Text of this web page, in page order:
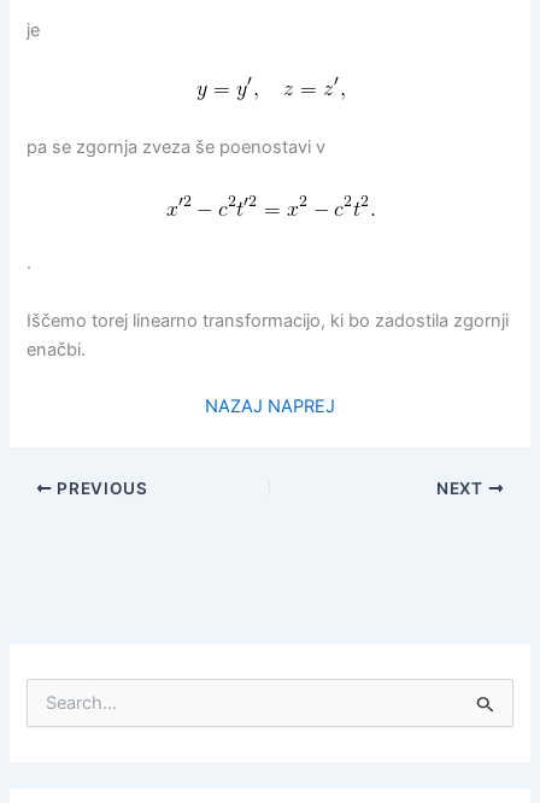
je
pa se zgornja zveza še poenostavi v
.
Iščemo torej linearno transformacijo, ki bo zadostila zgornji
enačbi.
NAZAJ NAPREJ
PREVIOUS NEXT